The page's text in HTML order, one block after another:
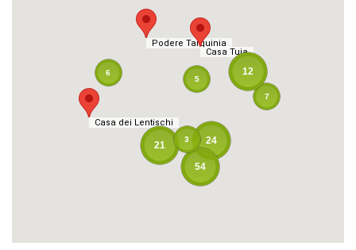
Podere Tarquinia
Casa Tuja
Casa dei Lentischi
24
7
54
6
21
5
12
Podere Tarquinia
3
Casa Tuja
Casa dei Lentischi